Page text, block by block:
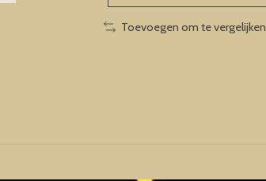
Toevoegen om te vergelijken